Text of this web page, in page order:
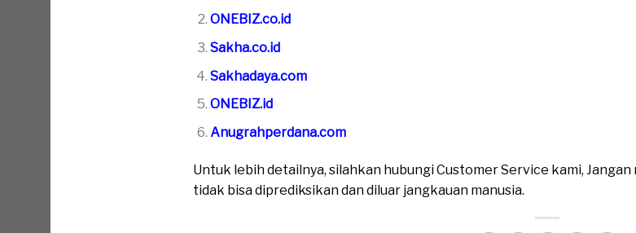
ONEBIZ.co.id
Sakha.co.id
Sakhadaya.com
ONEBIZ.id
Anugrahperdana.com
Untuk lebih detailnya, silahkan hubungi Customer Service kami,
tidak bisa diprediksikan dan diluar jangkauan manusia.